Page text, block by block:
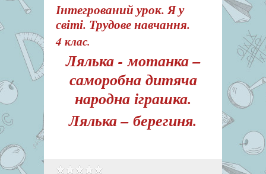
Інтегрований урок. Я у
світі. Трудове навчання.
4 клас.
Лялька - мотанка –
саморобна дитяча
народна іграшка.
Лялька – берегиня.